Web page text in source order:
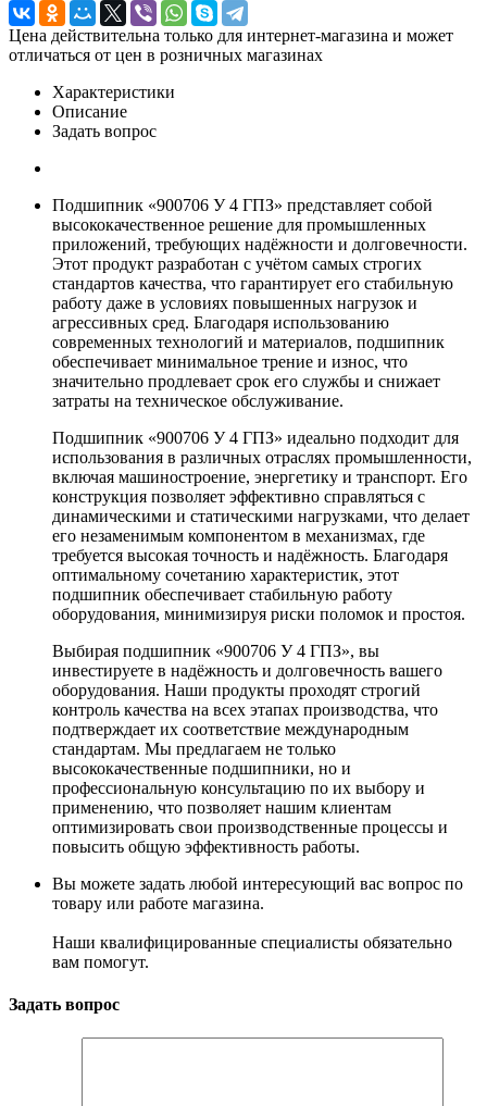
Цена действительна только для интернет-магазина и может
отличаться от цен в розничных магазинах
Характеристики
Описание
Задать вопрос
Подшипник «900706 У 4 ГПЗ» представляет собой
высококачественное решение для промышленных
приложений, требующих надёжности и долговечности.
Этот продукт разработан с учётом самых строгих
стандартов качества, что гарантирует его стабильную
работу даже в условиях повышенных нагрузок и
агрессивных сред. Благодаря использованию
современных технологий и материалов, подшипник
обеспечивает минимальное трение и износ, что
значительно продлевает срок его службы и снижает
затраты на техническое обслуживание.
Подшипник «900706 У 4 ГПЗ» идеально подходит для
использования в различных отраслях промышленности,
включая машиностроение, энергетику и транспорт. Его
конструкция позволяет эффективно справляться с
динамическими и статическими нагрузками, что делает
его незаменимым компонентом в механизмах, где
требуется высокая точность и надёжность. Благодаря
оптимальному сочетанию характеристик, этот
подшипник обеспечивает стабильную работу
оборудования, минимизируя риски поломок и простоя.
Выбирая подшипник «900706 У 4 ГПЗ», вы
инвестируете в надёжность и долговечность вашего
оборудования. Наши продукты проходят строгий
контроль качества на всех этапах производства, что
подтверждает их соответствие международным
стандартам. Мы предлагаем не только
высококачественные подшипники, но и
профессиональную консультацию по их выбору и
применению, что позволяет нашим клиентам
оптимизировать свои производственные процессы и
повысить общую эффективность работы.
Вы можете задать любой интересующий вас вопрос по
товару или работе магазина.
Наши квалифицированные специалисты обязательно
вам помогут.
Задать вопрос